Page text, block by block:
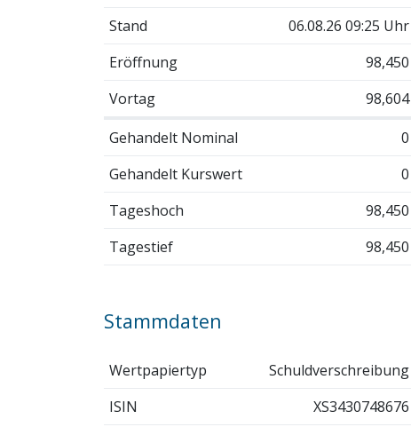
Stand
06.08.26 09:25 Uhr
Eröffnung
98,450
Vortag
98,604
Gehandelt Nominal
0
Gehandelt Kurswert
0
Tageshoch
98,450
Tagestief
98,450
Stammdaten
Wertpapiertyp
Schuldverschreibung
ISIN
XS3430748676